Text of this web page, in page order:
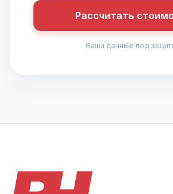
Рассчитать
Ваши данные под